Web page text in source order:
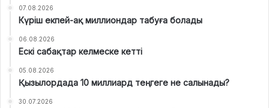
07.08.2026
Күріш екпей-ақ миллиондар табуға болады
06.08.2026
Ескі сабақтар келмеске кетті
05.08.2026
Қызылордада 10 миллиард теңгеге не салынады?
30.07.2026